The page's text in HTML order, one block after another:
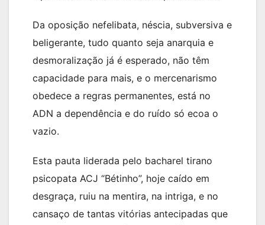
Da oposição nefelibata, néscia, subversiva e
beligerante, tudo quanto seja anarquia e
desmoralização já é esperado, não têm
capacidade para mais, e o mercenarismo
obedece a regras permanentes, está no
ADN a dependência e do ruído só ecoa o
vazio.
Esta pauta liderada pelo bacharel tirano
psicopata ACJ “Bétinho”, hoje caído em
desgraça, ruiu na mentira, na intriga, e no
cansaço de tantas vitórias antecipadas que